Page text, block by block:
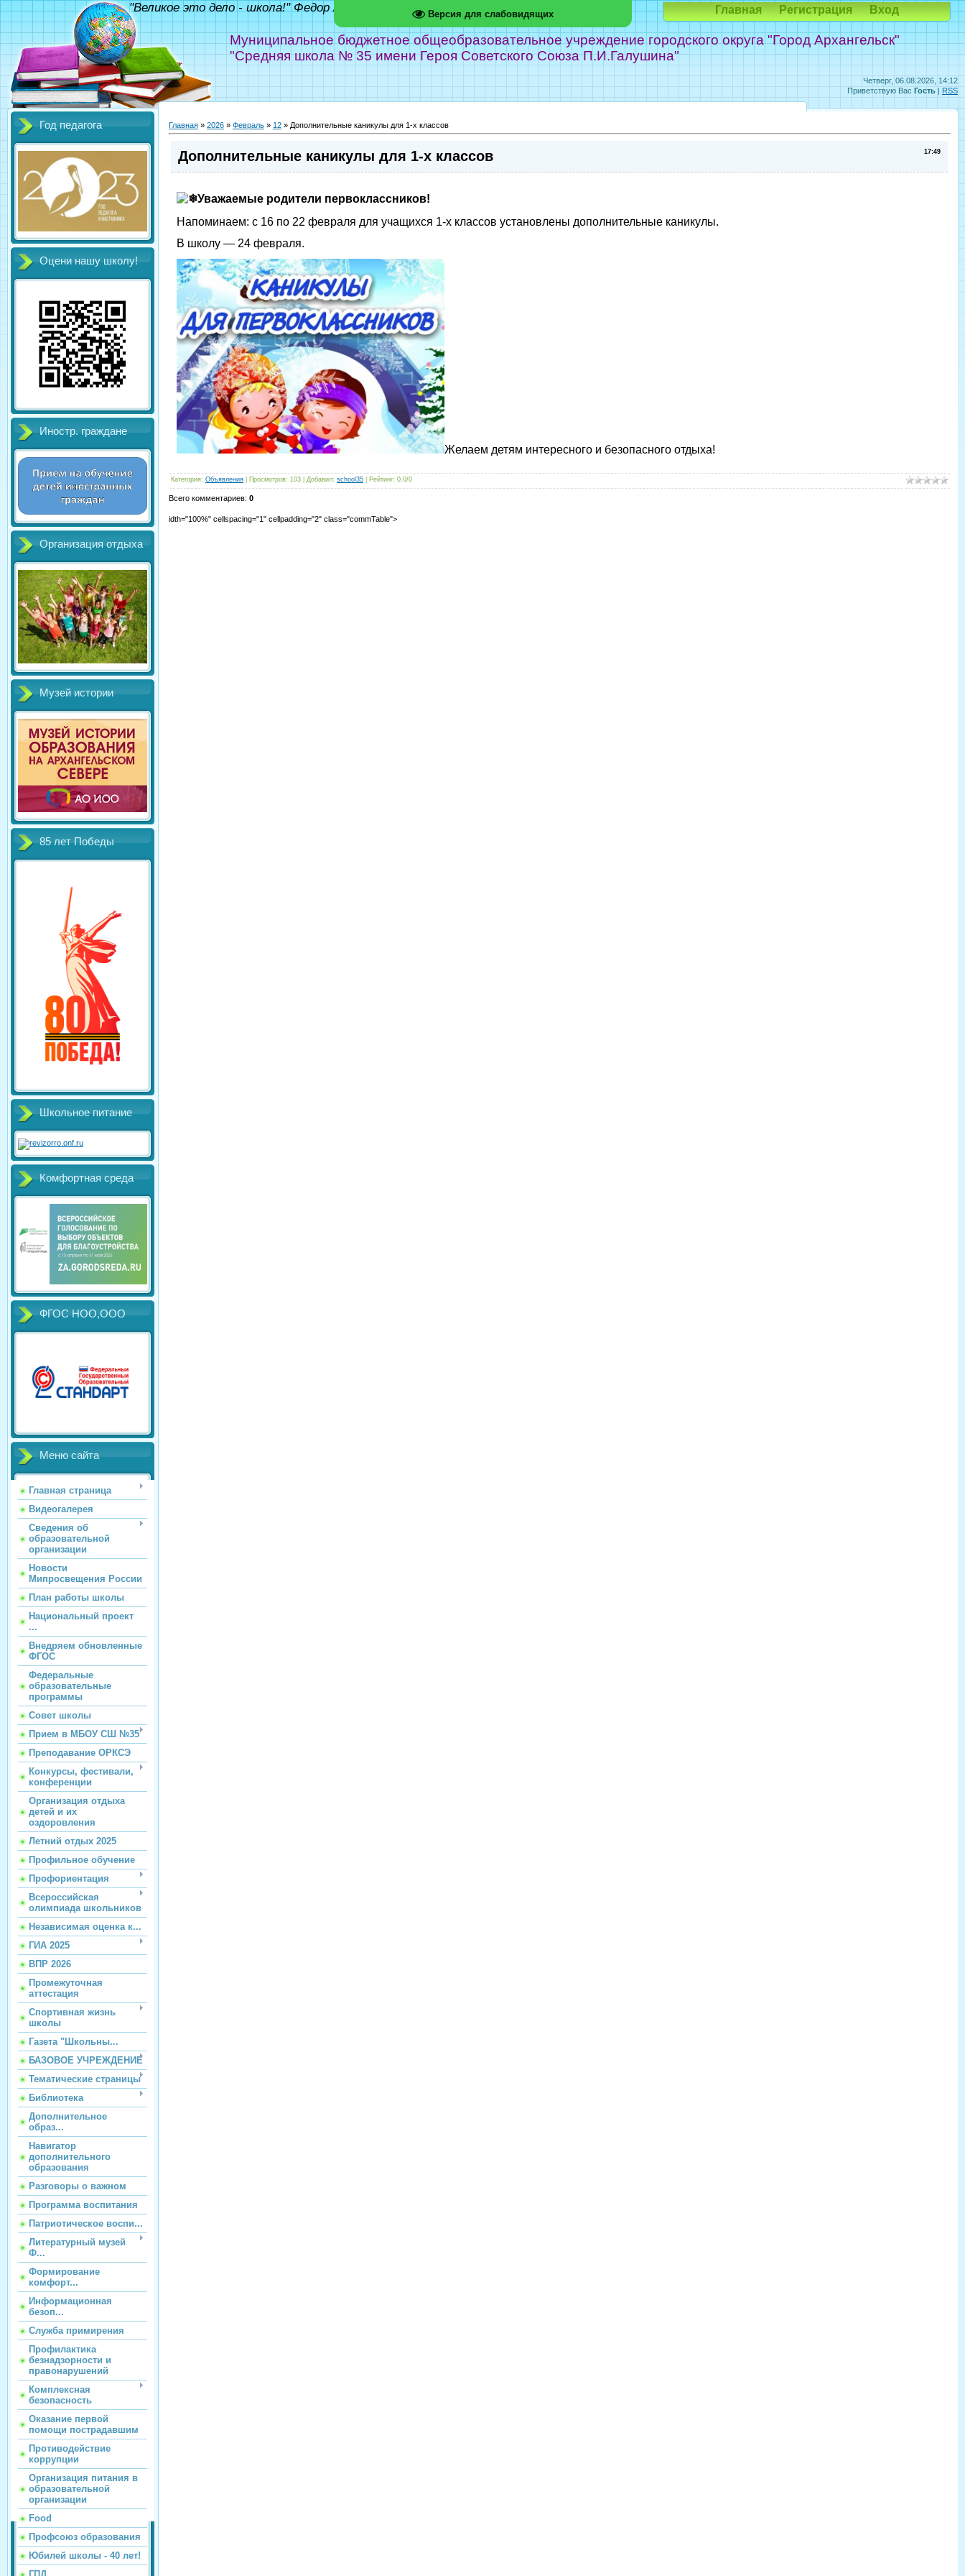
Версия для слабовидящих
Четверг, 06.08.2026, 14:12
Приветствую Вас Гость | RSS
Муниципальное бюджетное общеобразовательное учреждение городского округа "Город Архангельск"
"Средняя школа № 35 имени Героя Советского Союза П.И.Галушина"
"Великое это дело - школа!" Федор Абрамов Главная Регистрация Вход
Год педагога
Оцени нашу школу!
Иностр. граждане
Организация отдыха
Музей истории
85 лет Победы
Школьное питание
Комфортная среда
ФГОС НОО,ООО
Меню сайта
Главная страница
Видеогалерея
Сведения об
образовательной
организации
Новости
Мипросвещения России
План работы школы
Национальный проект
...
Внедряем обновленные
ФГОС
Федеральные
образовательные
программы
Совет школы
Прием в МБОУ СШ №35
Преподавание ОРКСЭ
Конкурсы, фестивали,
конференции
Организация отдыха
детей и их
оздоровления
Летний отдых 2025
Профильное обучение
Профориентация
Всероссийская
олимпиада школьников
Независимая оценка к...
ГИА 2025
ВПР 2026
Промежуточная
аттестация
Спортивная жизнь
школы
Газета "Школьны...
БАЗОВОЕ УЧРЕЖДЕНИЕ
Тематические страницы
Библиотека
Дополнительное
образ...
Навигатор
дополнительного
образования
Разговоры о важном
Программа воспитания
Патриотическое воспи...
Литературный музей
Ф...
Формирование
комфорт...
Информационная
безоп...
Служба примирения
Профилактика
безнадзорности и
правонарушений
Комплексная
безопасность
Оказание первой
помощи пострадавшим
Противодействие
коррупции
Организация питания в
образовательной
организации
Food
Профсоюз образования
Юбилей школы - 40 лет!
Главная » 2026 » Февраль » 12 » Дополнительные каникулы для 1-х классов
17:49
Дополнительные каникулы для 1-х классов
Уважаемые родители первоклассников!
Напоминаем: с 16 по 22 февраля для учащихся 1-х классов установлены дополнительные каникулы.
В школу — 24 февраля.
Желаем детям интересного и безопасного отдыха!
Категория: Объявления Просмотров: 103 Добавил: school35 Рейтинг: 0.0/0
Всего комментариев: 0
idth="100%" cellspacing="1" cellpadding="2" class="commTable">